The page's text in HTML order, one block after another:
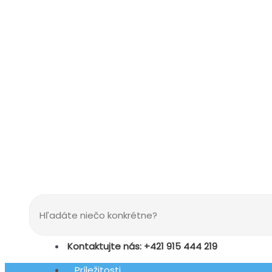
Kontaktujte nás: +421 915 444 219